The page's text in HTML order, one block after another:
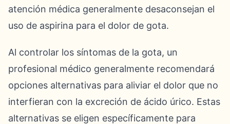
atención médica generalmente desaconsejan el
uso de aspirina para el dolor de gota.
Al controlar los síntomas de la gota, un
profesional médico generalmente recomendará
opciones alternativas para aliviar el dolor que no
interfieran con la excreción de ácido úrico. Estas
alternativas se eligen específicamente para